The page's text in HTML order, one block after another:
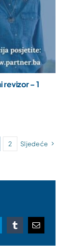
revizor – 1
2 Sljedeće
TumblrEmail